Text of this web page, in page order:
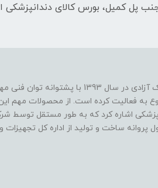
جنب پل کمیل، بورس کالای دندانپزشکی
شرکت تولیدی مائده نیک آزادی در سال
به فعالیت کرده است. از محصولات مهم
اشاره کرد که به طور مستقل توسط
ساخت و تولید از اداره کل تجهیزات